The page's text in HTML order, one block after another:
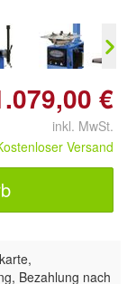
€
inkl. MwSt.
Versand
Bezahlung nach